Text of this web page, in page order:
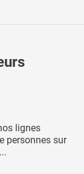
lignes
personnes sur